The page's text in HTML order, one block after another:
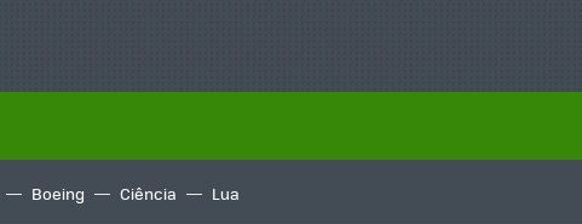
Boeing Ciência Lua